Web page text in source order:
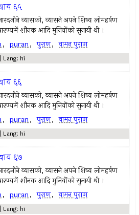
६५
व्यासको, व्यासने अपने शिष्य लोमहर्षण
शौनक आदि मुनियोंको सुनायी थी ।
, puran, पुराण, वामन पुराण
Lang: hi
६६
व्यासको, व्यासने अपने शिष्य लोमहर्षण
शौनक आदि मुनियोंको सुनायी थी ।
, puran, पुराण, वामन पुराण
Lang: hi
६७
व्यासको, व्यासने अपने शिष्य लोमहर्षण
शौनक आदि मुनियोंको सुनायी थी ।
, puran, पुराण, वामन पुराण
Lang: hi